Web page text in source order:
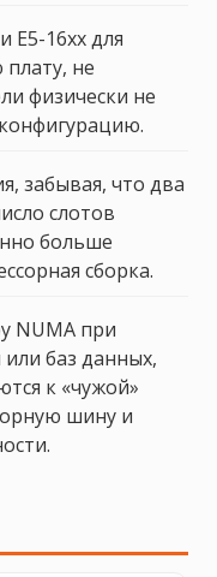
E5-16xx для
не
физически не
забывая, что два
слотов
больше
сборка.
NUMA при
баз данных,
к «чужой»
шину и